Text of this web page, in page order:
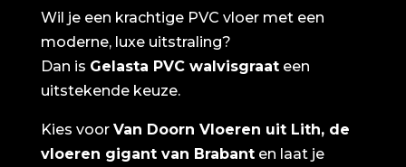
Wil je een krachtige PVC vloer met een
moderne, luxe uitstraling?
Dan is Gelasta PVC walvisgraateen
uitstekende keuze.
Kies voor Van Doorn Vloeren uit Lith, de
vloeren gigant van Brabanten laat je